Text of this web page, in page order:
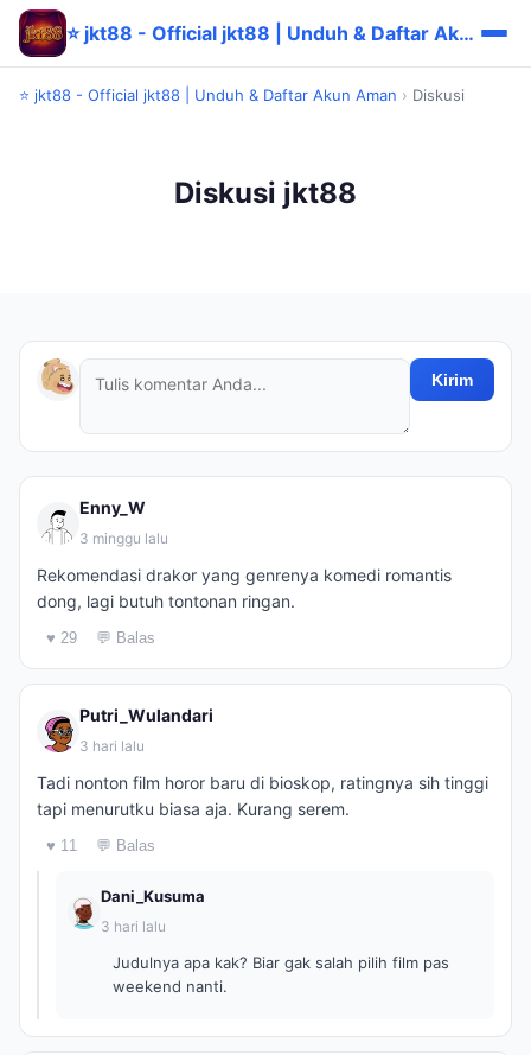
⭐ jkt88 - Official jkt88 | Unduh & Daftar Akun Aman
⭐ jkt88 - Official jkt88 | Unduh & Daftar Akun Aman › Diskusi
Diskusi jkt88
Kirim
Enny_W
3 minggu lalu
Rekomendasi drakor yang genrenya komedi romantis
dong, lagi butuh tontonan ringan.
♥ 29 💬 Balas
Putri_Wulandari
3 hari lalu
Tadi nonton film horor baru di bioskop, ratingnya sih tinggi
tapi menurutku biasa aja. Kurang serem.
♥ 11 💬 Balas
Dani_Kusuma
3 hari lalu
Judulnya apa kak? Biar gak salah pilih film pas
weekend nanti.